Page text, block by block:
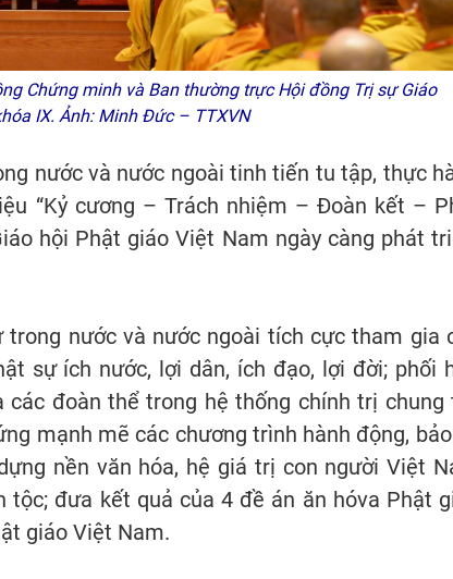
Chứng minh và Ban thường trực Hội đồng Trị sự Giáo
IX. Ảnh: Minh Đức – TTXVN
nước và nước ngoài tinh tiến tu tập, thực
“Kỷ cương – Trách nhiệm – Đoàn kết –
hội Phật giáo Việt Nam ngày càng phát
nước và nước ngoài tích cực tham gia
sự ích nước, lợi dân, ích đạo, lợi đời; phối
đoàn thể trong hệ thống chính trị chung
mạnh mẽ các chương trình hành động,
nền văn hóa, hệ giá trị con người Việt
đưa kết quả của 4 đề án ăn hóva Phật
giáo Việt Nam.